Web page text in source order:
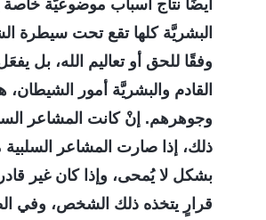
أيضًا نتاج أسباب موضوعيَّة خاصة
البشريَّة كلها تقع تحت سيطرة
وفقًا للحق أو تعاليم الله، بل
القادم والبشريَّة أمور
وجوهرهم. إنْ كانت المشاعر
ذلك، إذا صارت المشاعر
بشكل لا يُمحى، وإذا كان غير
قرارٍ يتخذه ذلك الشخص، وفي